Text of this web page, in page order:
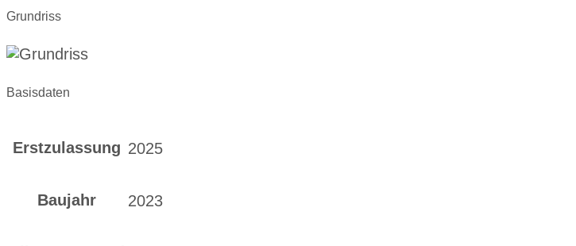
Grundriss
Basisdaten
Erstzulassung 2025
Baujahr 2023